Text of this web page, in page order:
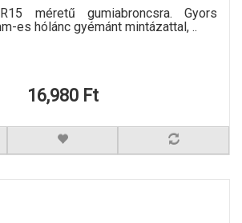
méretű gumiabroncsra. Gyors
es hólánc gyémánt mintázattal, ..
16,980 Ft